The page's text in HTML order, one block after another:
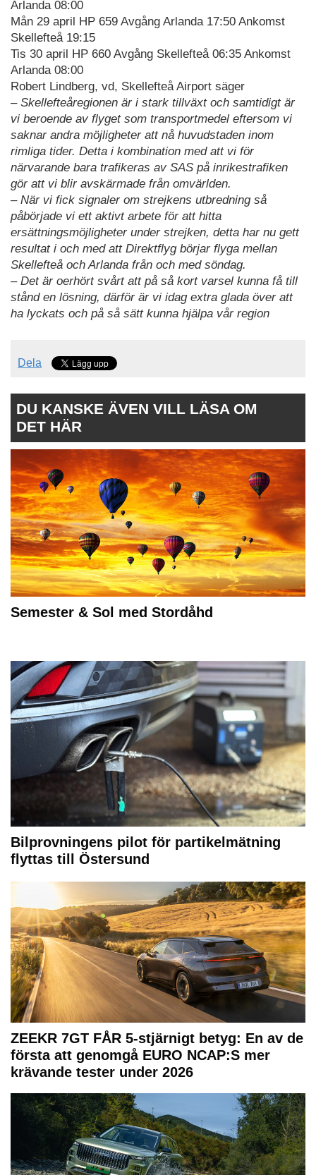
Arlanda 08:00
Mån 29 april HP 659 Avgång Arlanda 17:50 Ankomst
Skellefteå 19:15
Tis 30 april HP 660 Avgång Skellefteå 06:35 Ankomst
Arlanda 08:00
Robert Lindberg, vd, Skellefteå Airport säger
– Skellefteåregionen är i stark tillväxt och samtidigt är
vi beroende av flyget som transportmedel eftersom vi
saknar andra möjligheter att nå huvudstaden inom
rimliga tider. Detta i kombination med att vi för
närvarande bara trafikeras av SAS på inrikestrafiken
gör att vi blir avskärmade från omvärlden.
– När vi fick signaler om strejkens utbredning så
påbörjade vi ett aktivt arbete för att hitta
ersättningsmöjligheter under strejken, detta har nu gett
resultat i och med att Direktflyg börjar flyga mellan
Skellefteå och Arlanda från och med söndag.
– Det är oerhört svårt att på så kort varsel kunna få till
stånd en lösning, därför är vi idag extra glada över att
ha lyckats och på så sätt kunna hjälpa vår region
Dela
DU KANSKE ÄVEN VILL LÄSA OM
DET HÄR
Semester & Sol med Stordåhd
Bilprovningens pilot för partikelmätning
flyttas till Östersund
ZEEKR 7GT FÅR 5-stjärnigt betyg: En av de
första att genomgå EURO NCAP:S mer
krävande tester under 2026